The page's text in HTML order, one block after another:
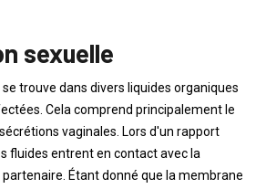
sexuelle
trouve dans divers liquides organiques
Cela comprend principalement le
vaginales. Lors d'un rapport
fluides entrent en contact avec la
Étant donné que la membrane